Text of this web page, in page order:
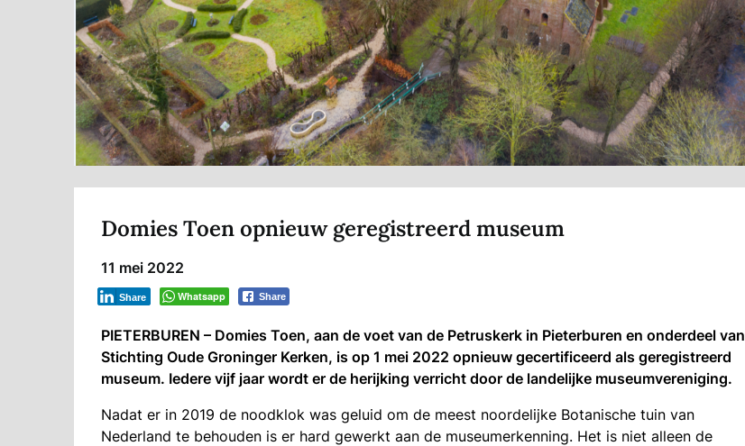
Domies Toen opnieuw geregistreerd museum
11 mei 2022
Whatsapp Share
Share
PIETERBUREN – Domies Toen, aan de voet van de Petruskerk in Pieterburen en onderdeel van
Stichting Oude Groninger Kerken, is op 1 mei 2022 opnieuw gecertificeerd als geregistreerd
museum. Iedere vijf jaar wordt er de herijking verricht door de landelijke museumvereniging.
Nadat er in 2019 de noodklok was geluid om de meest noordelijke Botanische tuin van
Nederland te behouden is er hard gewerkt aan de museumerkenning. Het is niet alleen de